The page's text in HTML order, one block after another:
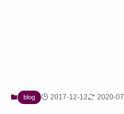
blog 2017-12-12 2020-